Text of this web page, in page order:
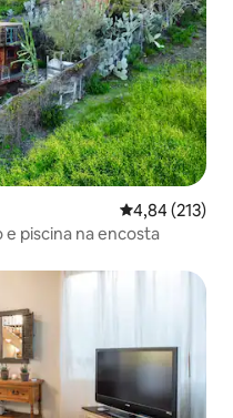
4,84 de uma
4,84 (213)
e piscina na encosta
hóspedes